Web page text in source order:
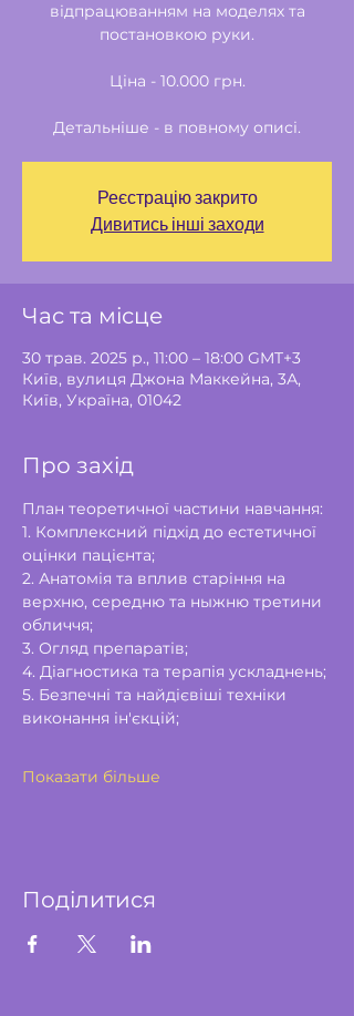
відпрацюванням на моделях та
постановкою руки.
Ціна - 10.000 грн.
Детальніше - в повному описі.
Реєстрацію закрито
Дивитись інші заходи
Час та місце
30 трав. 2025 р., 11:00 – 18:00 GMT+3
Київ, вулиця Джона Маккейна, 3А,
Київ, Україна, 01042
Про захід
План теоретичної частини навчання:
1. Комплексний підхід до естетичної
оцінки пацієнта;
2. Анатомія та вплив старіння на
верхню, середню та ныжню третини
обличчя;
3. Огляд препаратів;
4. Діагностика та терапія ускладнень;
5. Безпечні та найдієвіші техніки
виконання ін'єкцій;
Показати більше
Поділитися